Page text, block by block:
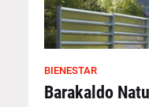
BIENESTAR
Barakaldo